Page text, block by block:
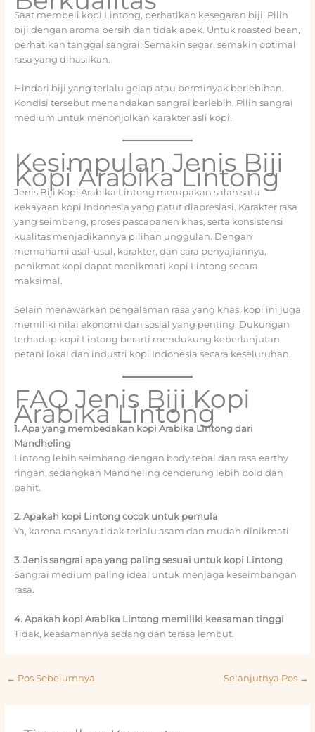
Saat membeli kopi Lintong, perhatikan kesegaran biji. Pilih
biji dengan aroma bersih dan tidak apek. Untuk roasted bean,
perhatikan tanggal sangrai. Semakin segar, semakin optimal
rasa yang dihasilkan.
Hindari biji yang terlalu gelap atau berminyak berlebihan.
Kondisi tersebut menandakan sangrai berlebih. Pilih sangrai
medium untuk menonjolkan karakter asli kopi.
Kesimpulan Jenis Biji
Kopi Arabika Lintong
Jenis Biji Kopi Arabika Lintong merupakan salah satu
kekayaan kopi Indonesia yang patut diapresiasi. Karakter rasa
yang seimbang, proses pascapanen khas, serta konsistensi
kualitas menjadikannya pilihan unggulan. Dengan
memahami asal-usul, karakter, dan cara penyajiannya,
penikmat kopi dapat menikmati kopi Lintong secara
maksimal.
Selain menawarkan pengalaman rasa yang khas, kopi ini juga
memiliki nilai ekonomi dan sosial yang penting. Dukungan
terhadap kopi Lintong berarti mendukung keberlanjutan
petani lokal dan industri kopi Indonesia secara keseluruhan.
FAQ Jenis Biji Kopi
Arabika Lintong
1. Apa yang membedakan kopi Arabika Lintong dari
Mandheling
Lintong lebih seimbang dengan body tebal dan rasa earthy
ringan, sedangkan Mandheling cenderung lebih bold dan
pahit.
2. Apakah kopi Lintong cocok untuk pemula
Ya, karena rasanya tidak terlalu asam dan mudah dinikmati.
3. Jenis sangrai apa yang paling sesuai untuk kopi Lintong
Sangrai medium paling ideal untuk menjaga keseimbangan
rasa.
4. Apakah kopi Arabika Lintong memiliki keasaman tinggi
Tidak, keasamannya sedang dan terasa lembut.
← Pos Sebelumnya Selanjutnya Pos →